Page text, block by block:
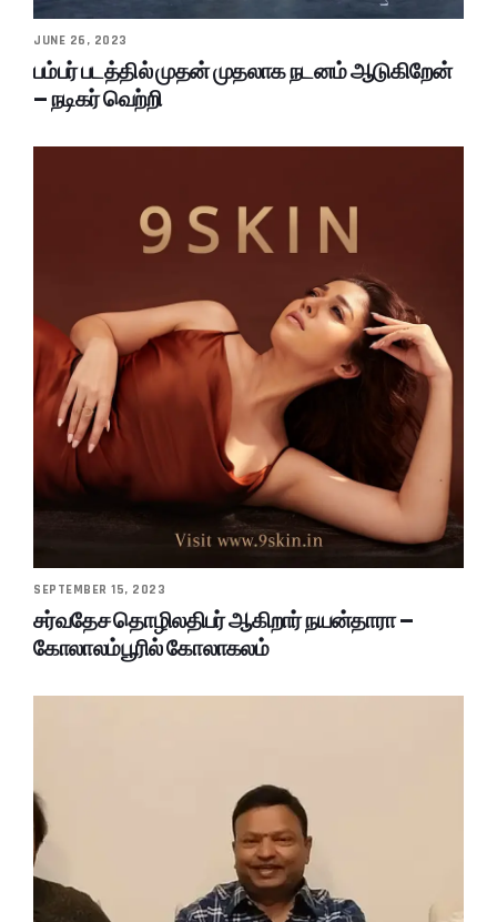
JUNE 26, 2023
பம்பர் படத்தில் முதன் முதலாக நடனம் ஆடுகிறேன்
– நடிகர் வெற்றி
SEPTEMBER 15, 2023
சர்வதேச தொழிலதிபர் ஆகிறார் நயன்தாரா –
கோலாலம்பூரில் கோலாகலம்